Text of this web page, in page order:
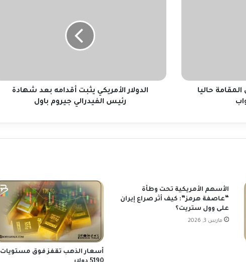
حاليا
ي
الدولار الأمريكي يثبت أقدامه بعد شهادة
رئيس الفيدرالي جيروم باول
الأسهم الأمريكية تحت وطأة
“عاصفة هرمز”: كيف أثر صراع إيران
على وول ستريت؟
مارس 3, 2026
أسعار الذهب تقفز فوق مستويات